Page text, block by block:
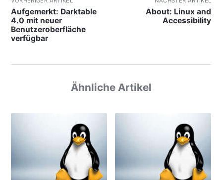
Aufgemerkt: Darktable
4.0 mit neuer
Benutzeroberfläche
verfügbar
About: Linux and
Accessibility
Ähnliche Artikel